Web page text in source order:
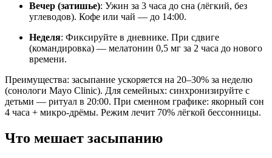
Вечер (затишье): Ужин за 3 часа до сна (лёгкий, без
углеводов). Кофе или чай — до 14:00.
Неделя: Фиксируйте в дневнике. При сдвиге
(командировка) — мелатонин 0,5 мг за 2 часа до нового
времени.
Преимущества: засыпание ускоряется на 20–30% за неделю
(сонологи Mayo Clinic). Для семейных: синхронизируйте с
детьми — ритуал в 20:00. При сменном графике: якорный сон
4 часа + микро-дрёмы. Режим лечит 70% лёгкой бессонницы.
Что мешает засыпанию